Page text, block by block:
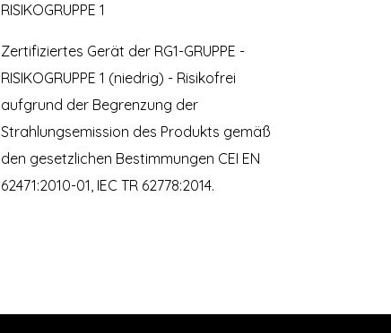
RISIKOGRUPPE 1
Zertifiziertes Gerät der RG1-GRUPPE -
RISIKOGRUPPE 1 (niedrig) - Risikofrei
aufgrund der Begrenzung der
Strahlungsemission des Produkts gemäß
den gesetzlichen Bestimmungen CEI EN
62471:2010-01, IEC TR 62778:2014.